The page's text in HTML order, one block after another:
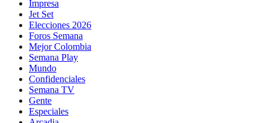
Impresa
Jet Set
Elecciones 2026
Foros Semana
Mejor Colombia
Semana Play
Mundo
Confidenciales
Semana TV
Gente
Especiales